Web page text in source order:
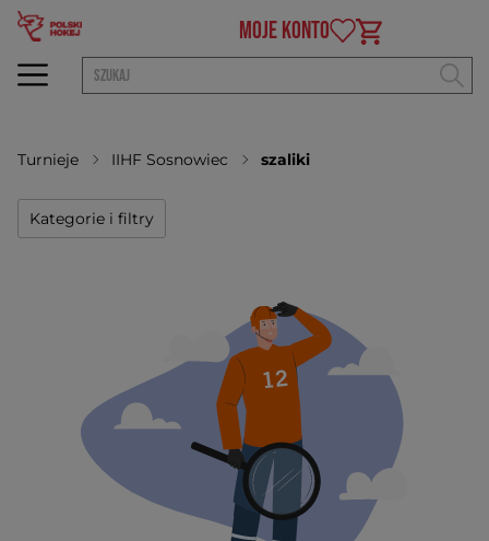
MOJE KONTO
Turnieje IIHF Sosnowiec szaliki
Kategorie i filtry